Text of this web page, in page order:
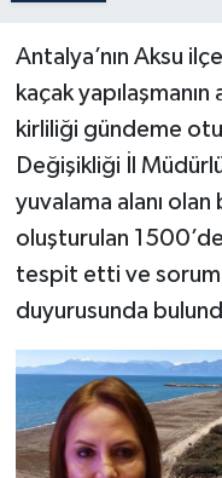
Antalya’nın Aksu
kaçak
kirliliği gündeme
Değişikliği İl
yuvalama alanı
oluşturulan
tespit etti ve
duyurusunda